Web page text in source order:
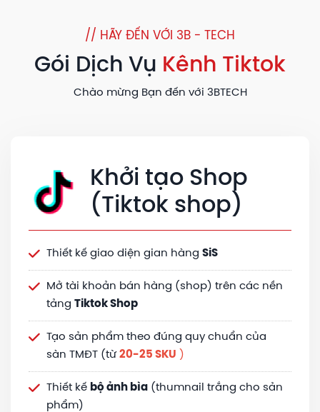
// HÃY ĐẾN VỚI 3B - TECH
Gói Dịch Vụ Kênh Tiktok
Chào mừng Bạn đến với 3BTECH
Khởi tạo Shop
(Tiktok shop)
Thiết kế giao diện gian hàng SiS
Mở tài khoản bán hàng (shop) trên các nền
tảng Tiktok Shop
Tạo sản phẩm theo đúng quy chuẩn của
sàn TMĐT (từ 20-25 SKU )
Thiết kế bộ ảnh bìa (thumnail trắng cho sản
phẩm)